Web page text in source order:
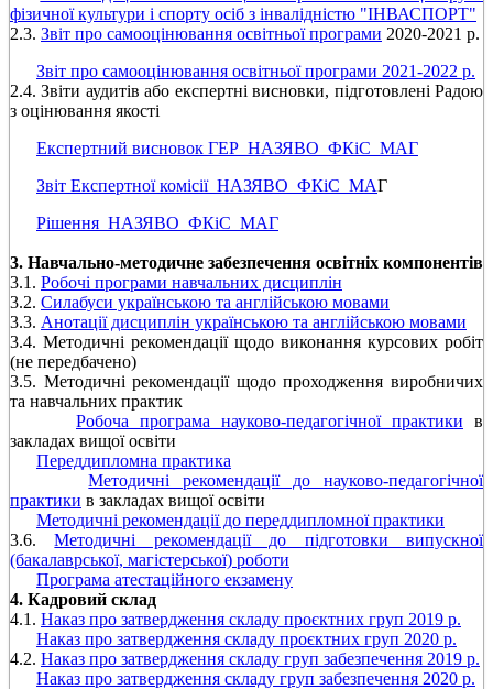
фізичної культури і спорту осіб з інвалідністю "ІНВАСПОРТ"
2.3. Звіт про самооцінювання освітньої програми 2020-2021 р.
Звіт про самооцінювання освітньої програми 2021-2022 р.
2.4. Звіти аудитів або експертні висновки, підготовлені Радою
з оцінювання якості
Експертний висновок ГЕР_НАЗЯВО_ФКіС_МАГ
Звіт Експертної комісії_НАЗЯВО_ФКіС_МАГ
Рішення_НАЗЯВО_ФКіС_МАГ
3. Навчально-методичне забезпечення освітніх компонентів
3.1. Робочі програми навчальних дисциплін
3.2. Силабуси українською та англійською мовами
3.3. Анотації дисциплін українською та англійською мовами
3.4. Методичні рекомендації щодо виконання курсових робіт
(не передбачено)
3.5. Методичні рекомендації щодо проходження виробничих
та навчальних практик
Робоча програма науково-педагогічної практики в
закладах вищої освіти
Переддипломна практика
Методичні рекомендації до науково-педагогічної
практики в закладах вищої освіти
Методичні рекомендації до переддипломної практики
3.6.Методичні рекомендації до підготовки випускної
(бакалаврської, магістерської) роботи
Програма атестаційного екзамену
4. Кадровий склад
4.1. Наказ про затвердження складу проєктних груп 2019 р.
Наказ про затвердження складу проєктних груп 2020 р.
4.2. Наказ про затвердження складу груп забезпечення 2019 р.
Наказ про затвердження складу груп забезпечення 2020 р.